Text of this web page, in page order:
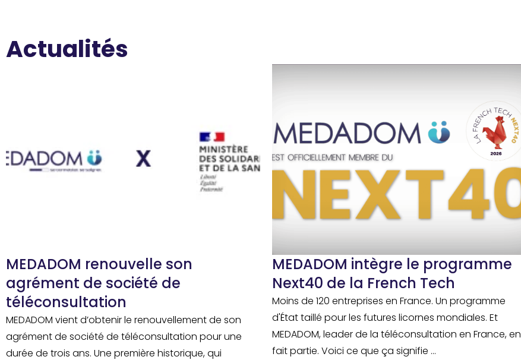
Actualités
MEDADOM renouvelle son
agrément de société de
téléconsultation
MEDADOM vient d’obtenir le renouvellement de son
agrément de société de téléconsultation pour une
durée de trois ans. Une première historique, qui
MEDADOM intègre le programme
Next40 de la French Tech
Moins de 120 entreprises en France. Un programme
d'État taillé pour les futures licornes mondiales. Et
MEDADOM, leader de la téléconsultation en France, en
fait partie. Voici ce que ça signifie ...